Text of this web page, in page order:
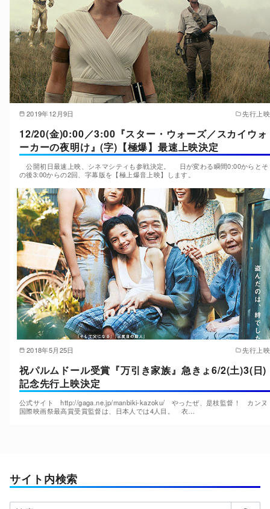
2019年12月9日 先行上映
12/20(金)0:00／3:00『スター・ウォーズ／スカイウォ
ーカーの夜明け』(字)【極爆】最速上映決定
公開初日最速上映、シネマシティも参戦決定。 日が変わる瞬間0:00からとそ
の後3:00からの2回、字幕版を【極上爆音上映】します。
2018年5月25日 先行上映
祝パルムドール受賞『万引き家族』急きょ6/2(土)3(日)
記念先行上映決定
公式サイト http://gaga.ne.jp/manbiki-kazoku/ やったぜ、是枝監督！ カンヌ
国際映画祭最高賞受賞監督は、日本人では4人目。 衣…
サイト内検索